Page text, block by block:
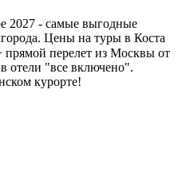
2027 - самые выгодные
Цены на туры в Коста
перелет из Москвы от
отели "все включено".
курорте!